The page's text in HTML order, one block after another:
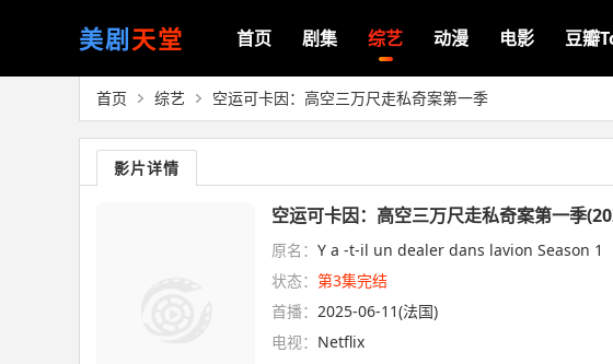
美剧天堂 首页 剧集 综艺 动漫 电影 豆瓣
首页 综艺 空运可卡因：高空三万尺走私奇案第一季
影片详情
空运可卡因：高空三万尺走私奇案第一季
原名： Y a -t-il un dealer dans lavion Season 1
状态： 第3集完结
首播： 2025-06-11(法国)
电视： Netflix